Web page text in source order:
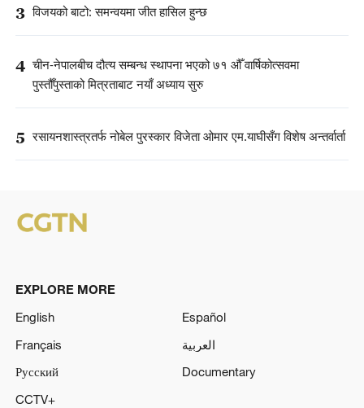
3 विजयको बाटो: समन्वयमा जीत हासिल हुन्छ
4 चीन-नेपालबीच दौत्य सम्बन्ध स्थापना भएको ७१ औँ वार्षिकोत्सवमा
पुस्तौँपुस्ताको मित्रताबाट नयाँ अध्याय सुरु
5 रसायनशास्त्रतर्फ नोबेल पुरस्कार विजेता ओमार एम.याघीसँग विशेष अन्तर्वार्ता
EXPLORE MORE
English
Español
Français
العربية
Русский
Documentary
CCTV+